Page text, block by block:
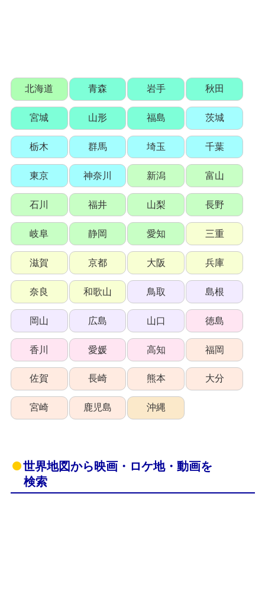
北海道 青森 岩手 秋田
宮城 山形 福島 茨城
栃木 群馬 埼玉 千葉
東京 神奈川 新潟 富山
石川 福井 山梨 長野
岐阜 静岡 愛知 三重
滋賀 京都 大阪 兵庫
奈良 和歌山 鳥取 島根
岡山 広島 山口 徳島
香川 愛媛 高知 福岡
佐賀 長崎 熊本 大分
宮崎 鹿児島 沖縄
世界地図から映画・ロケ地・動画を
検索